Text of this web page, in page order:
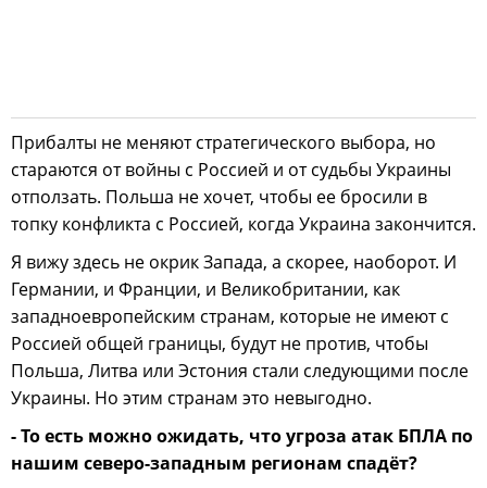
Прибалты не меняют стратегического выбора, но
стараются от войны с Россией и от судьбы Украины
отползать. Польша не хочет, чтобы ее бросили в
топку конфликта с Россией, когда Украина закончится.
Я вижу здесь не окрик Запада, а скорее, наоборот. И
Германии, и Франции, и Великобритании, как
западноевропейским странам, которые не имеют с
Россией общей границы, будут не против, чтобы
Польша, Литва или Эстония стали следующими после
Украины. Но этим странам это невыгодно.
- То есть можно ожидать, что угроза атак БПЛА по
нашим северо-западным регионам спадёт?